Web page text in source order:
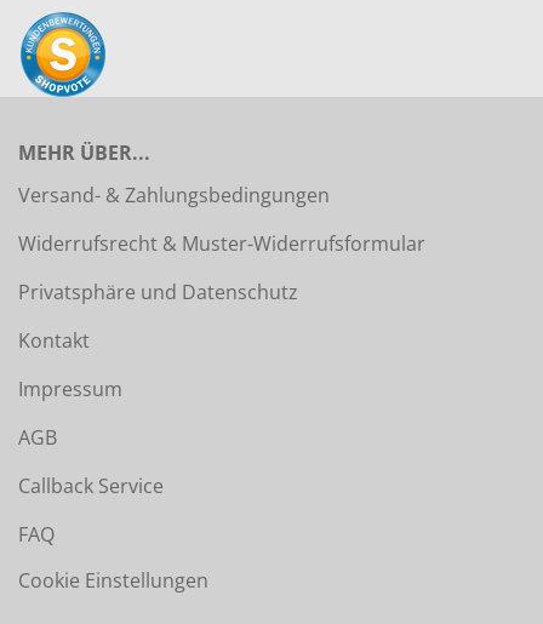
MEHR ÜBER...
Versand- & Zahlungsbedingungen
Widerrufsrecht & Muster-Widerrufsformular
Privatsphäre und Datenschutz
Kontakt
Impressum
AGB
Callback Service
FAQ
Cookie Einstellungen